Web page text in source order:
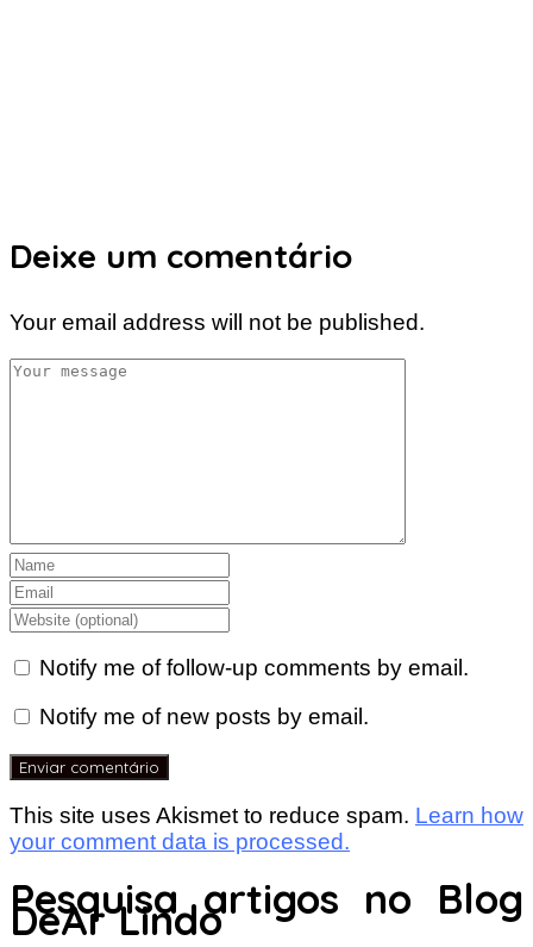
Deixe um comentário
Your email address will not be published.
Notify me of follow-up comments by email.
Notify me of new posts by email.
This site uses Akismet to reduce spam. Learn how
your comment data is processed.
Pesquisa artigos no Blog
DeAr Lindo